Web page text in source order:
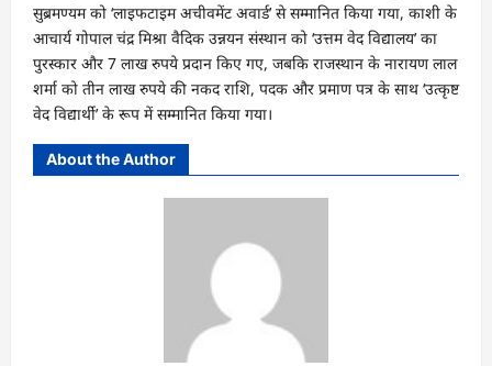
सुब्रमण्यम को ‘लाइफटाइम अचीवमेंट अवार्ड’ से सम्मानित किया गया, काशी के
आचार्य गोपाल चंद्र मिश्रा वैदिक उन्नयन संस्थान को ‘उत्तम वेद विद्यालय’ का
पुरस्कार और 7 लाख रुपये प्रदान किए गए, जबकि राजस्थान के नारायण लाल
शर्मा को तीन लाख रुपये की नकद राशि, पदक और प्रमाण पत्र के साथ ‘उत्कृष्ट
वेद विद्यार्थी’ के रूप में सम्मानित किया गया।
About the Author